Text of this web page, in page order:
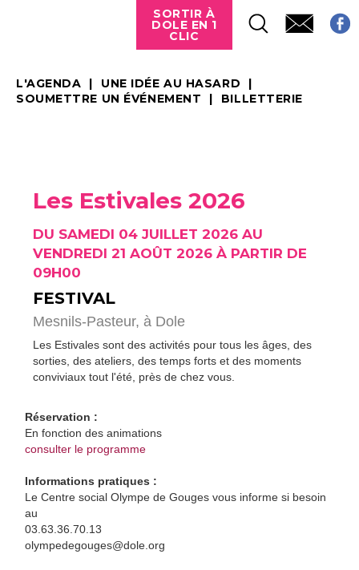
SORTIR À
DOLE EN 1
CLIC
L'AGENDA
UNE IDÉE AU HASARD
SOUMETTRE UN ÉVÉNEMENT
BILLETTERIE
Les Estivales 2026
DU SAMEDI 04 JUILLET 2026 AU
VENDREDI 21 AOÛT 2026 À PARTIR DE
09H00
FESTIVAL
Mesnils-Pasteur, à Dole
Les Estivales sont des activités pour tous les âges, des
sorties, des ateliers, des temps forts et des moments
conviviaux tout l'été, près de chez vous.
Réservation :
En fonction des animations
consulter le programme
Informations pratiques :
Le Centre social Olympe de Gouges vous informe si besoin
au
03.63.36.70.13
olympedegouges@dole.org